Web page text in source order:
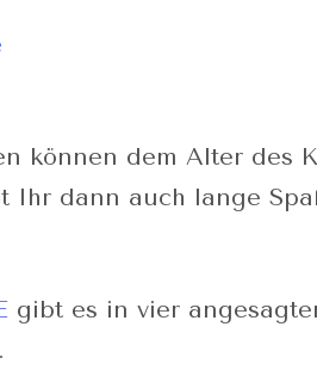
können dem Alter des
Ihr dann auch lange
gibt es in vier